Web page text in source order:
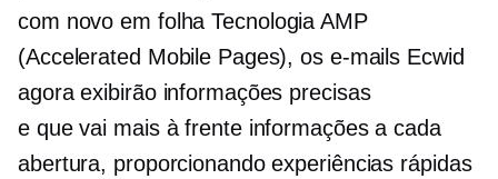
com novo em folha Tecnologia AMP
(Accelerated Mobile Pages), os e-mails Ecwid
agora exibirão informações precisas
e que vai mais à frenteinformações a cada
abertura, proporcionando experiências rápidas